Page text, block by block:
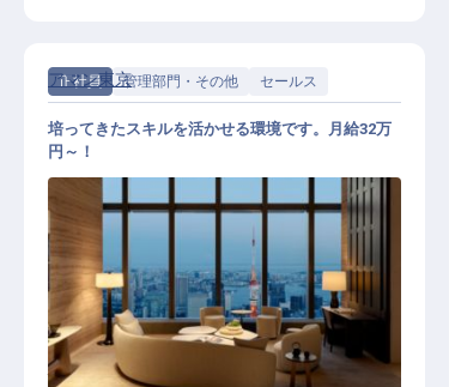
正社員 管理部門・その他 セールス
日本地区担当宿泊セールススーパー
バイザー
アマン東京
培ってきたスキルを活かせる環境です。月給32万
円～！